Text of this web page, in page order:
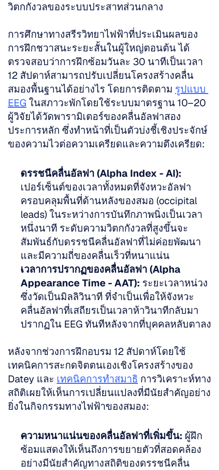
วิตกกังวลของระบบประสาทส่วนกลาง
การศึกษาทางสรีรวิทยาไฟฟ้าที่ประเมินผลของ
การฝึกชวาสนะระยะสั้นในผู้ใหญ่ตอนต้น ได้
ตรวจสอบว่าการฝึกซ้อมวันละ 30 นาทีเป็นเวลา
12 สัปดาห์สามารถปรับเปลี่ยนโครงสร้างคลื่น
สมองพื้นฐานได้อย่างไร โดยการติดตาม รูปแบบ
EEG ในสภาวะพักโดยใช้ระบบมาตรฐาน 10–20
ผู้วิจัยได้วัดพารามิเตอร์ของคลื่นอัลฟาสอง
ประการหลัก ซึ่งทำหน้าที่เป็นตัวบ่งชี้เชิงประจักษ์
ของความไวต่อความเครียดและความตึงเครียด:
ดรรชนีคลื่นอัลฟา (Alpha Index - AI):
เปอร์เซ็นต์ของเวลาทั้งหมดที่จังหวะอัลฟา
ครอบคลุมพื้นที่ด้านหลังของสมอ (occipital
leads) ในระหว่างการบันทึกภาพนิ่งเป็นเวลา
หนึ่งนาที ระดับความวิตกกังวลที่สูงขึ้นจะ
สัมพันธ์กับดรรชนีคลื่นอัลฟาที่ไม่ค่อยพัฒนา
และมีความถี่ของคลื่นเร็วที่หนาแน่น
เวลาการปรากฏของคลื่นอัลฟา (Alpha
Appearance Time - AAT): ระยะเวลาหน่วง
ซึ่งวัดเป็นมิลลิวินาที ที่จำเป็นเพื่อให้จังหวะ
คลื่นอัลฟาที่เสถียรเป็นเวลาห้าวินาทีกลับมา
ปรากฏใน EEG ทันทีหลังจากที่บุคคลหลับตาลง
หลังจากช่วงการฝึกอบรม 12 สัปดาห์โดยใช้
เทคนิคการสะกดจิตตนเองเชิงโครงสร้างของ
Datey และ เทคนิคการทำสมาธิ การวิเคราะห์ทาง
สถิติเผยให้เห็นการเปลี่ยนแปลงที่มีนัยสำคัญอย่าง
ยิ่งในกิจกรรมทางไฟฟ้าของสมอง:
ความหนาแน่นของคลื่นอัลฟาที่เพิ่มขึ้น: ผู้ฝึก
ซ้อมแสดงให้เห็นถึงการขยายตัวที่สอดคล้อง
อย่างมีนัยสำคัญทางสถิติของดรรชนีคลื่น